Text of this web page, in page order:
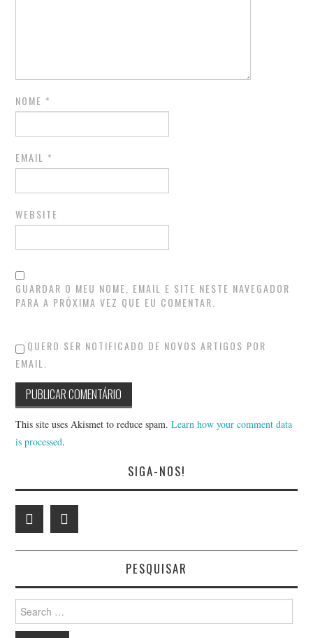
NOME *
EMAIL *
WEBSITE
GUARDAR O MEU NOME, EMAIL E SITE NESTE NAVEGADOR
PARA A PRÓXIMA VEZ QUE EU COMENTAR.
QUERO SER NOTIFICADO DE NOVOS ARTIGOS POR
EMAIL.
This site uses Akismet to reduce spam.Learn how your comment data
is processed.
SIGA-NOS!
PESQUISAR
Search
for: